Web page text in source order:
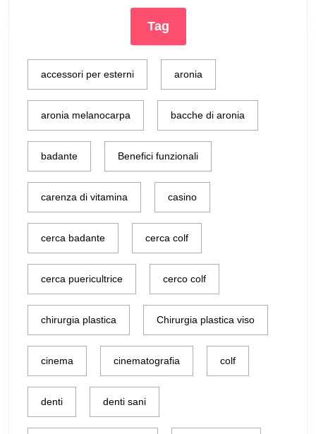
Tag
accessori per esterni aronia
aronia melanocarpa bacche di aronia
badante Benefici funzionali
carenza di vitamina casino
cerca badante cerca colf
cerca puericultrice cerco colf
chirurgia plastica Chirurgia plastica viso
cinema cinematografia colf
denti denti sani